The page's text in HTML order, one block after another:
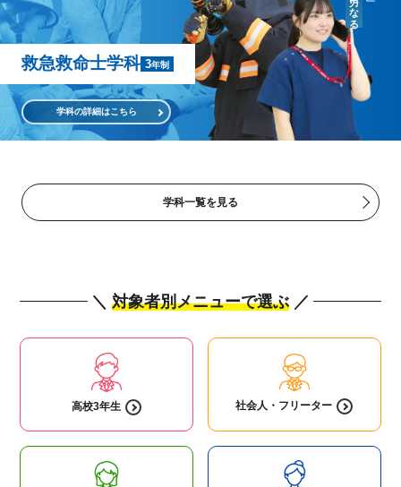
救急救命士学科 3年制
学科の詳細はこちら
学科一覧を見る
＼ 対象者別メニューで選ぶ ／
高校3年生 社会人・ フリーター